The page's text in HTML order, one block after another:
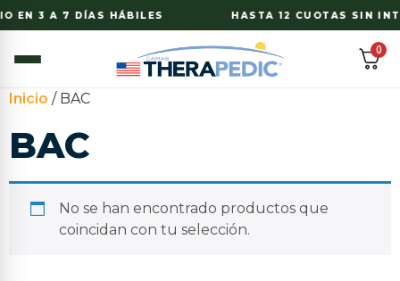
EN 3 A 7 DÍAS HÁBILES HASTA 12 CUOTAS SIN
0
Inicio / BAC
BAC
No se han encontrado productos que
coincidan con tu selección.